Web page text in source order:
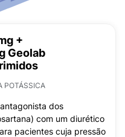
+
Geolab
POTÁSSICA
dos
com um diurético
pacientes cuja pressão